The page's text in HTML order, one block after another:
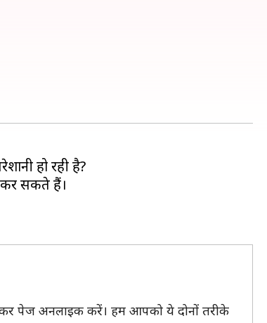
हो रही है?
सकते हैं।
पेज अनलाइक करें। हम आपको ये दोनों तरीके